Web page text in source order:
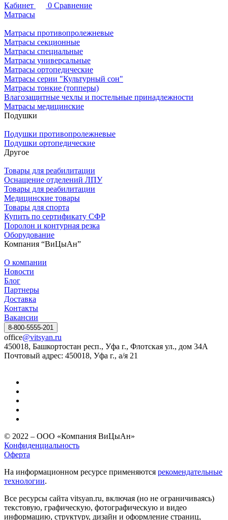
Кабинет
0 Сравнение
Матрасы
Матрасы противопролежневые
Матрасы секционные
Матрасы специальные
Матрасы универсальные
Матрасы ортопедические
Матрасы серии "Культурный сон"
Матрасы тонкие (топперы)
Влагозащитные чехлы и постельные принадлежности
Матрасы медицинские
Подушки
Подушки противопролежневые
Подушки ортопедические
Другое
Товары для реабилитации
Оснащение отделений ЛПУ
Товары для реабилитации
Медицинские товары
Товары для спорта
Купить по сертификату СФР
Поролон и контурная резка
Оборудование
Компания “ВиЦыАн”
О компании
Новости
Блог
Партнеры
Доставка
Контакты
Вакансии
8-800-5555-201
office@vitsyan.ru
450018, Башкортостан респ., Уфа г., Флотская ул., дом 34А
Почтовый адрес: 450018, Уфа г., а/я 21
© 2022 – ООО «Компания ВиЦыАн»
Конфиденциальность
Оферта
На информационном ресурсе применяются рекомендательные
технологии.
Все ресурсы сайта vitsyan.ru, включая (но не ограничиваясь)
текстовую, графическую, фотографическую и видео
информацию, структуру, дизайн и оформление страниц,